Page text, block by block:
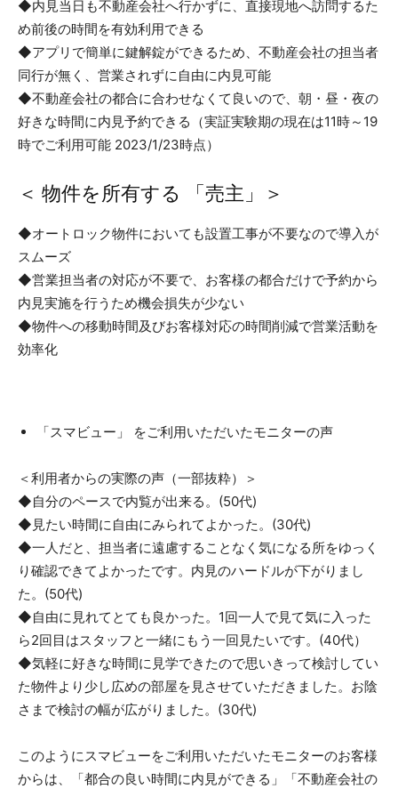
◆内見当日も不動産会社へ行かずに、直接現地へ訪問するた
め前後の時間を有効利用できる
◆アプリで簡単に鍵解錠ができるため、不動産会社の担当者
同行が無く、営業されずに自由に内見可能
◆不動産会社の都合に合わせなくて良いので、朝・昼・夜の
好きな時間に内見予約できる（実証実験期の現在は11時～19
時でご利用可能 2023/1/23時点）
＜ 物件を所有する 「売主」＞
◆オートロック物件においても設置工事が不要なので導入が
スムーズ
◆営業担当者の対応が不要で、お客様の都合だけで予約から
内見実施を行うため機会損失が少ない
◆物件への移動時間及びお客様対応の時間削減で営業活動を
効率化
「スマビュー」 をご利用いただいたモニターの声
＜利用者からの実際の声（一部抜粋）＞
◆自分のペースで内覧が出来る。(50代)
◆見たい時間に自由にみられてよかった。(30代)
◆一人だと、担当者に遠慮することなく気になる所をゆっく
り確認できてよかったです。内見のハードルが下がりまし
た。(50代)
◆自由に見れてとても良かった。1回一人で見て気に入った
ら2回目はスタッフと一緒にもう一回見たいです。(40代）
◆気軽に好きな時間に見学できたので思いきって検討してい
た物件より少し広めの部屋を見させていただきました。お陰
さまで検討の幅が広がりました。(30代)
このようにスマビューをご利用いただいたモニターのお客様
からは、「都合の良い時間に内見ができる」「不動産会社の